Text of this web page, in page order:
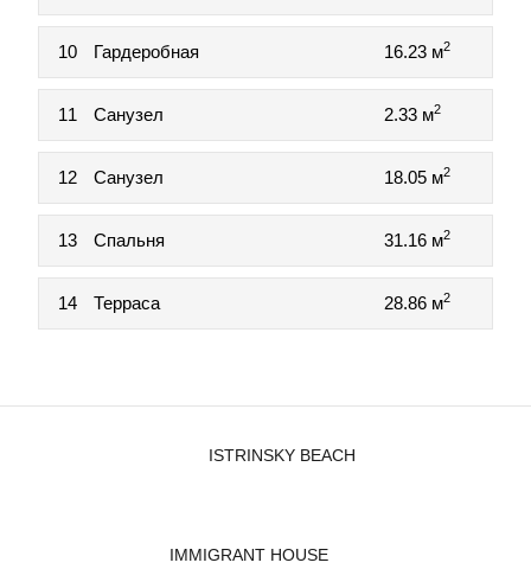
10 Гардеробная 16.23 м2
11 Санузел 2.33 м2
12 Санузел 18.05 м2
13 Спальня 31.16 м2
14 Терраса 28.86 м2
ISTRINSKY BEACH
IMMIGRANT HOUSE